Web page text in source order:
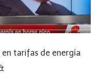
tarifas de energía